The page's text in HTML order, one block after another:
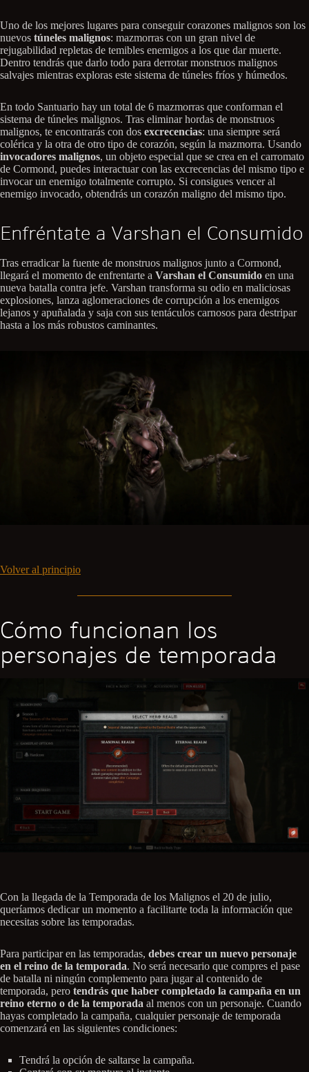
Uno de los mejores lugares para conseguir corazones malignos son los
nuevos túneles malignos: mazmorras con un gran nivel de
rejugabilidad repletas de temibles enemigos a los que dar muerte.
Dentro tendrás que darlo todo para derrotar monstruos malignos
salvajes mientras exploras este sistema de túneles fríos y húmedos.
En todo Santuario hay un total de 6 mazmorras que conforman el
sistema de túneles malignos. Tras eliminar hordas de monstruos
malignos, te encontrarás con dos excrecencias: una siempre será
colérica y la otra de otro tipo de corazón, según la mazmorra. Usando
invocadores malignos, un objeto especial que se crea en el carromato
de Cormond, puedes interactuar con las excrecencias del mismo tipo e
invocar un enemigo totalmente corrupto. Si consigues vencer al
enemigo invocado, obtendrás un corazón maligno del mismo tipo.
Enfréntate a Varshan el Consumido
Tras erradicar la fuente de monstruos malignos junto a Cormond,
llegará el momento de enfrentarte a Varshan el Consumido en una
nueva batalla contra jefe. Varshan transforma su odio en maliciosas
explosiones, lanza aglomeraciones de corrupción a los enemigos
lejanos y apuñalada y saja con sus tentáculos carnosos para destripar
hasta a los más robustos caminantes.
Volver al principio
Cómo funcionan los
personajes de temporada
Con la llegada de la Temporada de los Malignos el 20 de julio,
queríamos dedicar un momento a facilitarte toda la información que
necesitas sobre las temporadas.
Para participar en las temporadas, debes crear un nuevo personaje
en el reino de la temporada. No será necesario que compres el pase
de batalla ni ningún complemento para jugar al contenido de
temporada, pero tendrás que haber completado la campaña en un
reino eterno o de la temporada al menos con un personaje. Cuando
hayas completado la campaña, cualquier personaje de temporada
comenzará en las siguientes condiciones:
Tendrá la opción de saltarse la campaña.